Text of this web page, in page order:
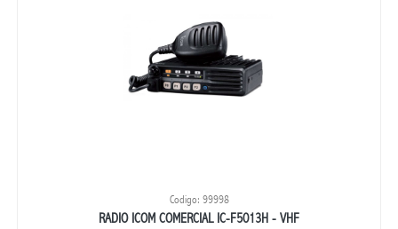
Codigo: 99998
RADIO ICOM COMERCIAL IC-F5013H - VHF